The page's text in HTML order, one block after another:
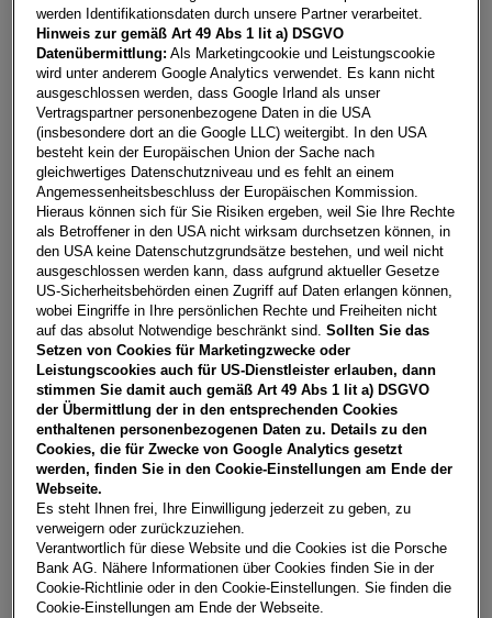
Fahrzeug & Finanzierung
Polo Friends TSI DSG
8665 Langenwang, Steiermark
Erstzulassung
04/2026
Leistung
Kilometerstand
250 km
Kraftstoffart
Benzin
Fahrzeug & Finanzierung
werden Identifikationsdaten durch unsere Partner verarbeitet.
Hinweis zur gemäß Art 49 Abs 1 lit a) DSGVO
Datenübermittlung: Als Marketingcookie und Leistungscookie
wird unter anderem Google Analytics verwendet. Es kann nicht
ausgeschlossen werden, dass Google Irland als unser
Vertragspartner personenbezogene Daten in die USA
(insbesondere dort an die Google LLC) weitergibt. In den USA
besteht kein der Europäischen Union der Sache nach
gleichwertiges Datenschutzniveau und es fehlt an einem
Angemessenheitsbeschluss der Europäischen Kommission.
Hieraus können sich für Sie Risiken ergeben, weil Sie Ihre Rechte
als Betroffener in den USA nicht wirksam durchsetzen können, in
den USA keine Datenschutzgrundsätze bestehen, und weil nicht
ausgeschlossen werden kann, dass aufgrund aktueller Gesetze
US-Sicherheitsbehörden einen Zugriff auf Daten erlangen können,
wobei Eingriffe in Ihre persönlichen Rechte und Freiheiten nicht
auf das absolut Notwendige beschränkt sind.Sollten Sie das
Setzen von Cookies für Marketingzwecke oder
Leistungscookies auch für US-Dienstleister erlauben, dann
stimmen Sie damit auch gemäß Art 49 Abs 1 lit a) DSGVO
der Übermittlung der in den entsprechenden Cookies
enthaltenen personenbezogenen Daten zu. Details zu den
Cookies, die für Zwecke von Google Analytics gesetzt
werden, finden Sie in den Cookie-Einstellungen am Ende der
Webseite.
Es steht Ihnen frei, Ihre Einwilligung jederzeit zu geben, zu
verweigern oder zurückzuziehen.
Verantwortlich für diese Website und die Cookies ist die Porsche
Bank AG. Nähere Informationen über Cookies finden Sie in der
Cookie-Richtlinie oder in den Cookie-Einstellungen. Sie finden die
Cookie-Einstellungen am Ende der Webseite.